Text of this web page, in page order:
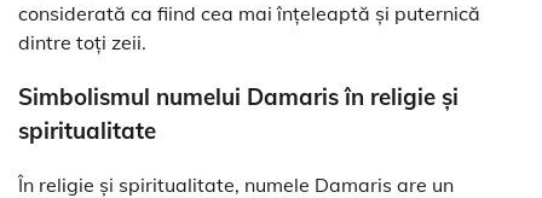
considerată ca fiind cea mai înțeleaptă și puternică
dintre toți zeii.
Simbolismul numelui Damaris în religie și
spiritualitate
În religie și spiritualitate, numele Damaris are un